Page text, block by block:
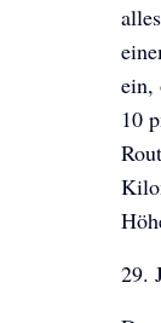
ein,
10
29.